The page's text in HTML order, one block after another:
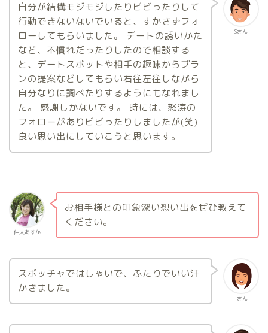
Sさん
自分が結構モジモジしたりビビったりして
行動できないないでいると、すかさずフォ
ローしてもらいました。 デートの誘いかた
など、不慣れだったりしたので相談する
と、デートスポットや相手の趣味からプラ
ンの提案などしてもらい右往左往しながら
自分なりに調べたりするようにもなれまし
た。 感謝しかないです。 時には、怒涛の
フォローがありビビったりしましたが(笑)
良い思い出にしていこうと思います。
仲人あすか
お相手様との印象深い想い出をぜひ教えて
ください。
Iさん
スポッチャではしゃいで、ふたりでいい汗
かきました。